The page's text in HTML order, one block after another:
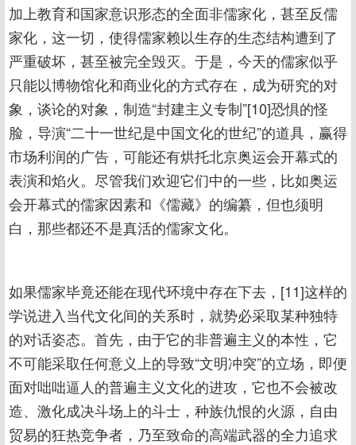
加上教育和国家意识形态的全面非儒家化，甚至反儒
家化，这一切，使得儒家赖以生存的生态结构遭到了
严重破坏，甚至被完全毁灭。于是，今天的儒家似乎
只能以博物馆化和商业化的方式存在，成为研究的对
象，谈论的对象，制造“封建主义专制”[10]恐惧的怪
脸，导演“二十一世纪是中国文化的世纪”的道具，赢得
市场利润的广告，可能还有烘托北京奥运会开幕式的
表演和焰火。尽管我们欢迎它们中的一些，比如奥运
会开幕式的儒家因素和《儒藏》的编纂，但也须明
白，那些都还不是真活的儒家文化。
如果儒家毕竟还能在现代环境中存在下去，[11]这样的
学说进入当代文化间的关系时，就势必采取某种独特
的对话姿态。首先，由于它的非普遍主义的本性，它
不可能采取任何意义上的导致“文明冲突”的立场，即便
面对咄咄逼人的普遍主义文化的进攻，它也不会被改
造、激化成决斗场上的斗士，种族仇恨的火源，自由
贸易的狂热竞争者，乃至致命的高端武器的全力追求